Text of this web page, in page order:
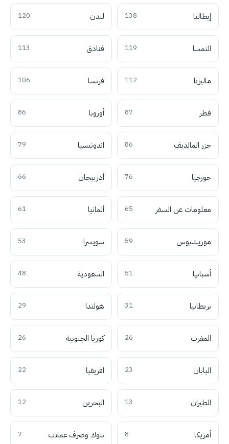
إيطاليا 138 لندن 120
النمسا 119 فنادق 113
ماليزيا 112 فرنسا 106
قطر 87 أوروبا 86
جزر المالديف 86 اندونيسيا 79
جورجيا 76 أذربيجان 66
معلومات عن السفر 65 ألمانيا 61
موريشيوس 59 سويسرا 53
أسبانيا 51 السعودية 48
بريطانيا 31 هولندا 29
المغرب 26 كوريا الجنوبية 26
اليابان 23 افريقيا 22
الطيران 13 البحرين 12
أمريكا 8 بنوك وصرف عملات 7